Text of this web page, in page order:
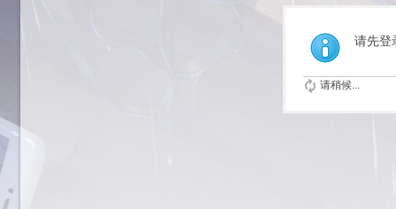
请先登
请稍候...